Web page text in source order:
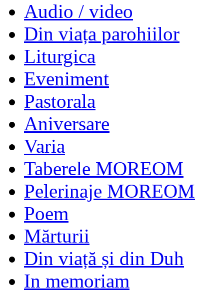
Audio / video
Din viața parohiilor
Liturgica
Eveniment
Pastorala
Aniversare
Varia
Taberele MOREOM
Pelerinaje MOREOM
Poem
Mărturii
Din viață și din Duh
In memoriam